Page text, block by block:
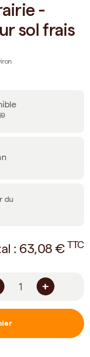
-
sol frais
du
: 63,08 € TTC
+